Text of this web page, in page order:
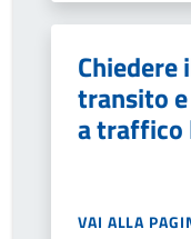
Chiedere
transito
a traffico
VAI ALLA